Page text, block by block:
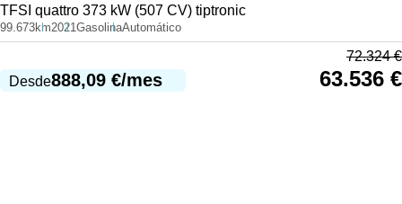
TFSI quattro 373 kW (507 CV) tiptronic
99.673km2021GasolinaAutomático
Desde888,09 €/mes
72.324€
63.536 €